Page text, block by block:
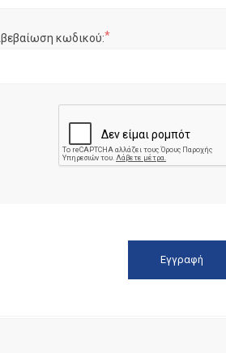
κωδικού:*